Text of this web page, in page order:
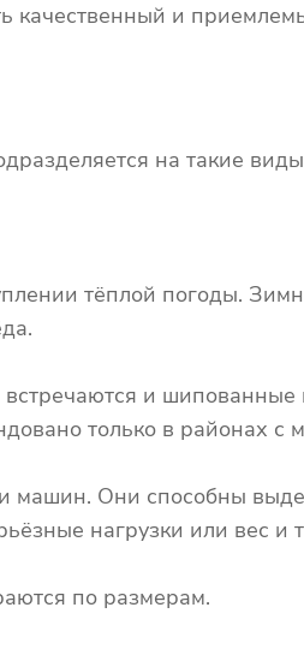
качественный и
на такие
тёплой погоды.
и
только в районах с
машин. Они способны
нагрузки или вес и
по размерам.